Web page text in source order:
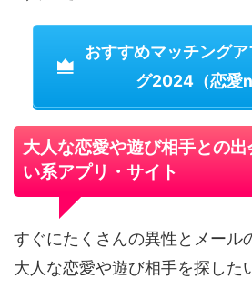
おすすめマッチング
グ2024（恋愛
大人な恋愛や遊び相手との
い系アプリ・サイト
すぐにたくさんの異性とメール
大人な恋愛や遊び相手を探した